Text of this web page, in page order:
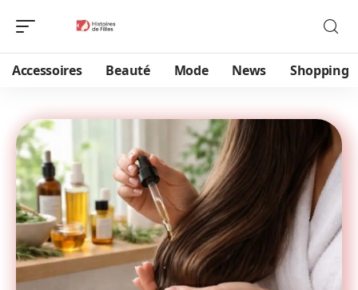
Accessoires Beauté Mode News Shopping